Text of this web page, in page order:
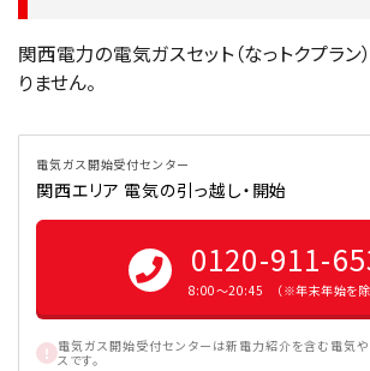
関西電力の電気ガスセット（なっトクプラン
りません。
電気ガス開始受付センター
関西エリア 電気の引っ越し・開始
0120-911-
8:00〜20:45 （※年末年始を除
電気ガス開始受付センターは新電力紹介を含む電気
スです。